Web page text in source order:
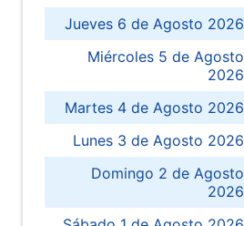
Jueves 6 de Agosto 2026
Miércoles 5 de Agosto
2026
Martes 4 de Agosto 2026
Lunes 3 de Agosto 2026
Domingo 2 de Agosto
2026